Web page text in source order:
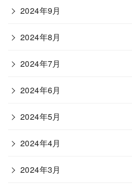
2024年9月
2024年8月
2024年7月
2024年6月
2024年5月
2024年4月
2024年3月